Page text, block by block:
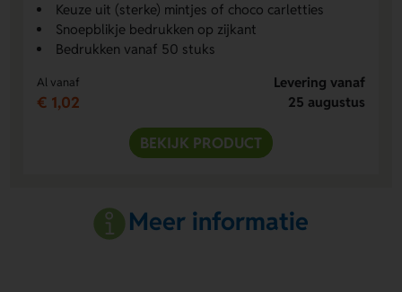
Keuze uit (sterke) mintjes of choco carletties
Snoepblikje bedrukken op zijkant
Bedrukken vanaf 50 stuks
Al vanaf
€ 1,02
Levering vanaf
25 augustus
BEKIJK PRODUCT
Meer informatie